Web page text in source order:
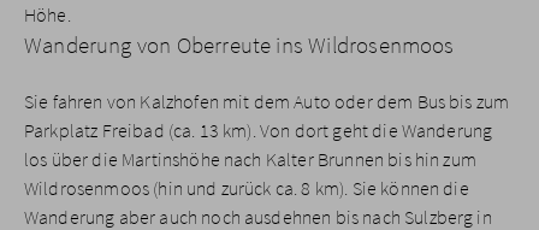
Höhe.
Wanderung von Oberreute ins Wildrosenmoos
Sie fahren von Kalzhofen mit dem Auto oder dem Bus bis zum
Parkplatz Freibad (ca. 13 km). Von dort geht die Wanderung
los über die Martinshöhe nach Kalter Brunnen bis hin zum
Wildrosenmoos (hin und zurück ca. 8 km). Sie können die
Wanderung aber auch noch ausdehnen bis nach Sulzberg in